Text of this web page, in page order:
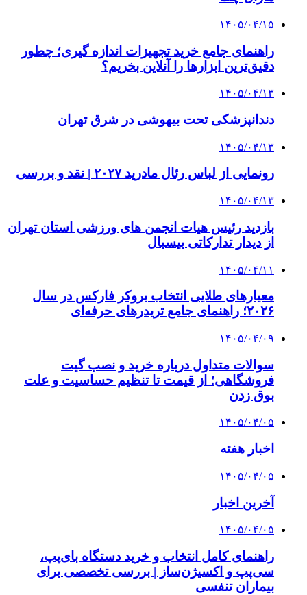
۱۴۰۵/۰۴/۱۵
راهنمای جامع خرید تجهیزات اندازه گیری؛ چطور
دقیق‌ترین ابزارها را آنلاین بخریم؟
۱۴۰۵/۰۴/۱۳
دندانپزشکی تحت بیهوشی در شرق تهران
۱۴۰۵/۰۴/۱۳
رونمایی از لباس رئال مادرید ۲۰۲۷ | نقد و بررسی
۱۴۰۵/۰۴/۱۳
بازدید رئیس هیات انجمن های ورزشی استان تهران
از دیدار تدارکاتی بیسبال
۱۴۰۵/۰۴/۱۱
معیارهای طلایی انتخاب بروکر فارکس در سال
۲۰۲۶؛ راهنمای جامع تریدرهای حرفه‌ای
۱۴۰۵/۰۴/۰۹
سوالات متداول درباره خرید و نصب گیت
فروشگاهی؛ از قیمت تا تنظیم حساسیت و علت
بوق زدن
۱۴۰۵/۰۴/۰۵
اخبار هفته
۱۴۰۵/۰۴/۰۵
آخرین اخبار
۱۴۰۵/۰۴/۰۵
راهنمای کامل انتخاب و خرید دستگاه بای‌پپ،
سی‌پپ و اکسیژن‌ساز | بررسی تخصصی برای
بیماران تنفسی